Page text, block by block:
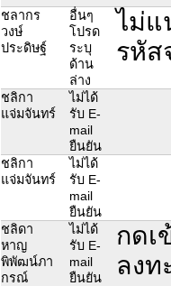
ชลากร
วงษ์
ประดิษฐ์
อื่นๆ
โปรด
ระบุ
ด้าน
ล่าง
ไม่แ
รหัส
ชลิกา
แจ่มจันทร์
ไม่ได้
รับ E-
mail
ยืนยัน
ชลิกา
แจ่มจันทร์
ไม่ได้
รับ E-
mail
ยืนยัน
ชลิดา
หาญ
พิพัฒน์ภา
กรณ์
ไม่ได้
รับ E-
mail
ยืนยัน
กดเ
ลงท